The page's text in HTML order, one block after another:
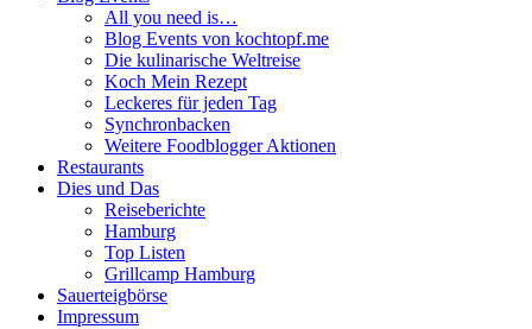
All you need is…
Blog Events von kochtopf.me
Die kulinarische Weltreise
Koch Mein Rezept
Leckeres für jeden Tag
Synchronbacken
Weitere Foodblogger Aktionen
Restaurants
Dies und Das
Reiseberichte
Hamburg
Top Listen
Grillcamp Hamburg
Sauerteigbörse
Impressum